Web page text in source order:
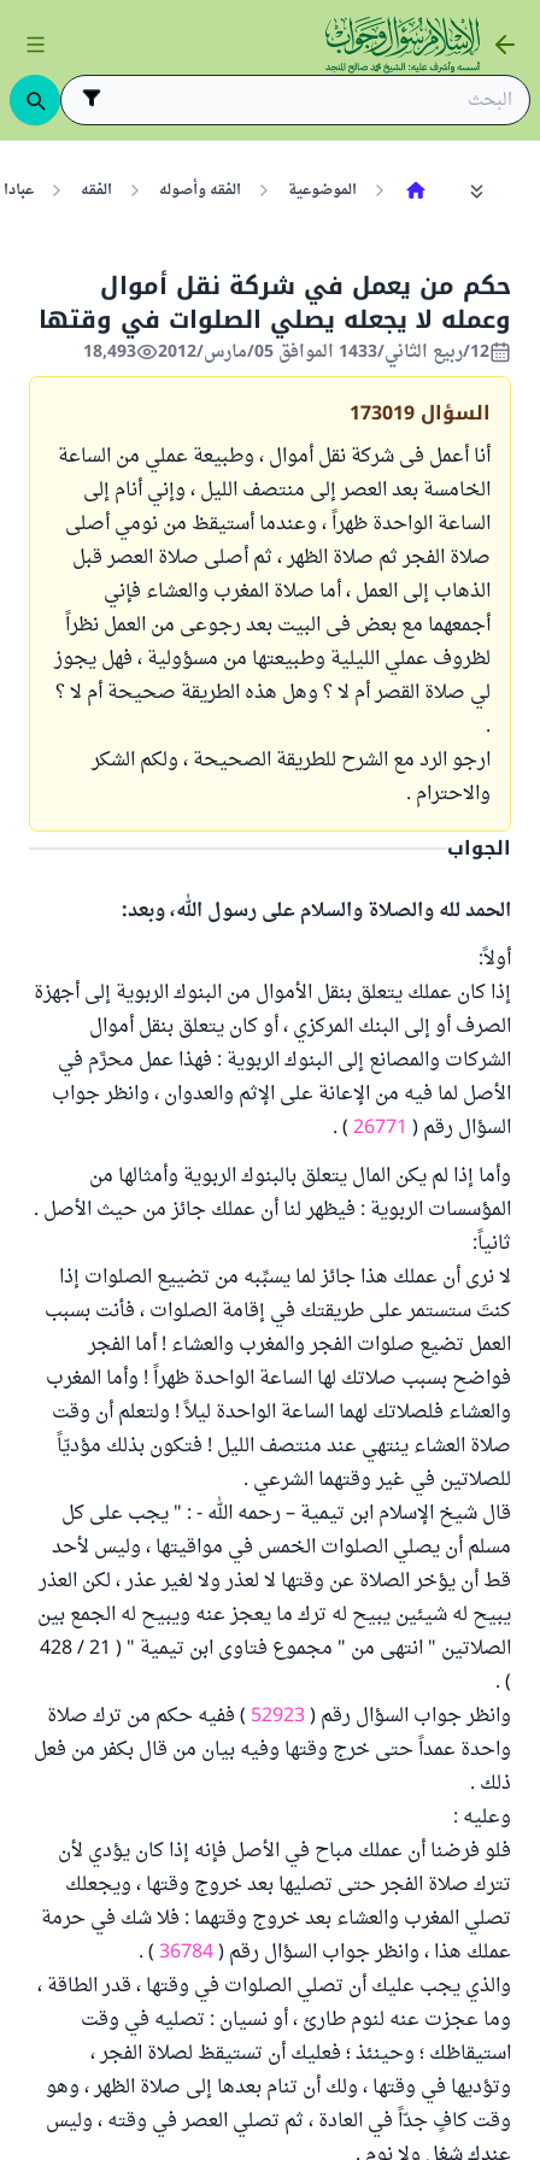
الموضوعية الفقه وأصوله الفقه
حكم من يعمل في شركة نقل أموال
وعمله لا يجعله يصلي الصلوات في وقتها
12/ربيع الثاني/1433 الموافق 05/مارس/2012 18,493
السؤال 173019
أنا أعمل فى شركة نقل أموال ، وطبيعة عملي من الساعة
الخامسة بعد العصر إلى منتصف الليل ، وإني أنام إلى
الساعة الواحدة ظهراً ، وعندما أستيقظ من نومي أصلى
صلاة الفجر ثم صلاة الظهر ، ثم أصلى صلاة العصر قبل
الذهاب إلى العمل ، أما صلاة المغرب والعشاء فإني
أجمعهما مع بعض فى البيت بعد رجوعى من العمل نظراً
لظروف عملي الليلية وطبيعتها من مسؤولية ، فهل يجوز
لي صلاة القصر أم لا ؟ وهل هذه الطريقة صحيحة أم لا ؟
.
ارجو الرد مع الشرح للطريقة الصحيحة ، ولكم الشكر
والاحترام .
الجواب
الحمد لله والصلاة والسلام على رسول الله، وبعد:
أولاً:
إذا كان عملك يتعلق بنقل الأموال من البنوك الربوية إلى أجهزة
الصرف أو إلى البنك المركزي ، أو كان يتعلق بنقل أموال
الشركات والمصانع إلى البنوك الربوية : فهذا عمل محرَّم في
الأصل لما فيه من الإعانة على الإثم والعدوان ، وانظر جواب
السؤال رقم ( 26771
) .
وأما إذا لم يكن المال يتعلق بالبنوك الربوية وأمثالها من
المؤسسات الربوية : فيظهر لنا أن عملك جائز من حيث الأصل .
ثانياً:
لا نرى أن عملك هذا جائز لما يسبِّبه من تضييع الصلوات إذا
كنتَ ستستمر على طريقتك في إقامة الصلوات ، فأنت بسبب
العمل تضيع صلوات الفجر والمغرب والعشاء ! أما الفجر
فواضح بسبب صلاتك لها الساعة الواحدة ظهراً ! وأما المغرب
والعشاء فلصلاتك لهما الساعة الواحدة ليلاً ! ولتعلم أن وقت
صلاة العشاء ينتهي عند منتصف الليل ! فتكون بذلك مؤديّاً
للصلاتين في غير وقتهما الشرعي .
قال شيخ الإسلام ابن تيمية – رحمه الله - : " يجب على كل
مسلم أن يصلي الصلوات الخمس في مواقيتها ، وليس لأحد
قط أن يؤخر الصلاة عن وقتها لا لعذر ولا لغير عذر ، لكن العذر
يبيح له شيئين يبيح له ترك ما يعجز عنه ويبيح له الجمع بين
الصلاتين " انتهى من " مجموع فتاوى ابن تيمية " ( 21 / 428
) .
وانظر جواب السؤال رقم (52923 ) ففيه حكم من ترك صلاة
واحدة عمداً حتى خرج وقتها وفيه بيان من قال بكفر من فعل
ذلك .
وعليه :
فلو فرضنا أن عملك مباح في الأصل فإنه إذا كان يؤدي لأن
تترك صلاة الفجر حتى تصليها بعد خروج وقتها ، ويجعلك
تصلي المغرب والعشاء بعد خروج وقتهما : فلا شك في حرمة
عملك هذا ، وانظر جواب السؤال رقم (36784
) .
والذي يجب عليك أن تصلي الصلوات في وقتها ، قدر الطاقة ،
وما عجزت عنه لنوم طارئ ، أو نسيان : تصليه في وقت
استيقاظك ؛ وحينئذ ؛ فعليك أن تستيقظ لصلاة الفجر ،
وتؤديها في وقتها ، ولك أن تنام بعدها إلى صلاة الظهر ، وهو
وقت كافٍ جدّاً في العادة ، ثم تصلي العصر في وقته ، وليس